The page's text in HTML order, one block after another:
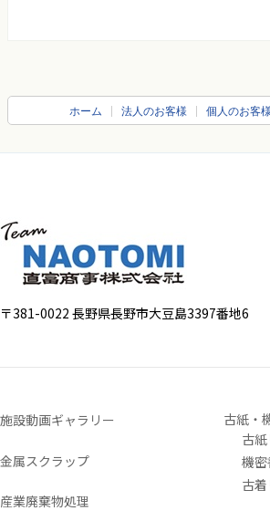
ホーム 法人のお客様 個人のお客
〒381-0022 長野県長野市大豆島3397番地6
施設動画ギャラリー
金属スクラップ
産業廃棄物処理
古紙・
古
機
古